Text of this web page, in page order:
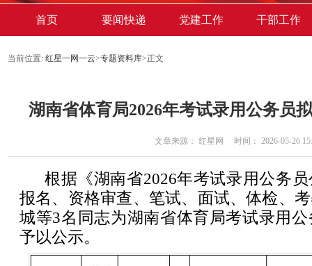
首页 要闻快递 党建工作 干部工作
当前位置: 红星一网一云>专题资料库>正文
湖南省体育局2026年考试录用公务员
文章来源： 红星网 时间： 2026-05-26
根据《湖南省2026年考试录用公务
报名、资格审查、笔试、面试、体检、
城等3名同志为湖南省体育局考试录用
予以公示。